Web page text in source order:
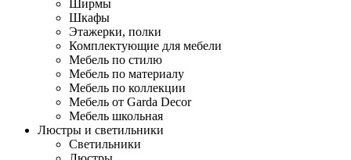
Ширмы
Шкафы
Этажерки, полки
Комплектующие для мебели
Мебель по стилю
Мебель по материалу
Мебель по коллекции
Мебель от Garda Decor
Мебель школьная
Люстры и светильники
Светильники